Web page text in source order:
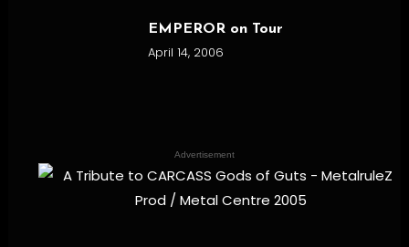
EMPEROR on Tour
April 14, 2006
Advertisement